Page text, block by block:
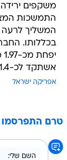
משקפים
התמשכות
המשליך לרעה
בכללותו.
אשתקד לכ-1.4 מיליארד דולר בסוף 2015.
אפריקה ישראל
טרם התפרסמו